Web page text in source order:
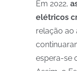
Em 2022,
elétricos
relação ao
espera-se